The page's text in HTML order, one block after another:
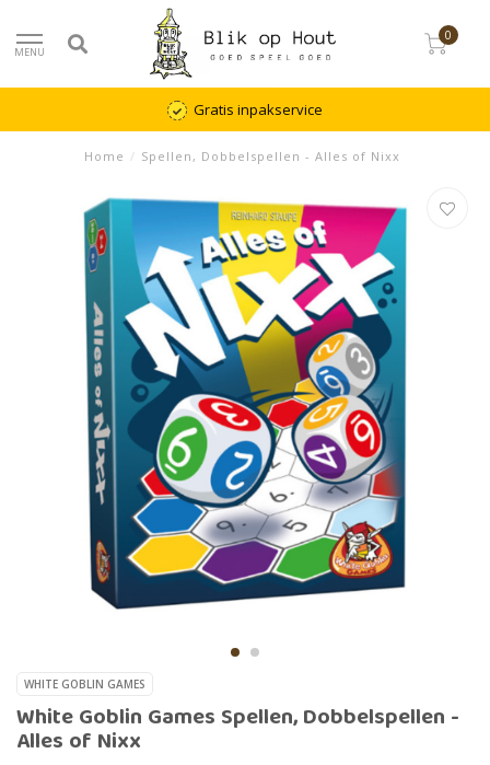
MENU
0
Gratis inpakservice
Home / Spellen, Dobbelspellen - Alles of Nixx
WHITE GOBLIN GAMES
White Goblin Games Spellen, Dobbelspellen -
Alles of Nixx